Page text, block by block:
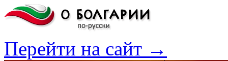
Перейти на сайт →